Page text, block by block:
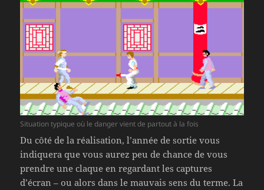
Situation typique où le danger vient de partout à la fois
Du côté de la réalisation, l’année de sortie vous
indiquera que vous aurez peu de chance de vous
prendre une claque en regardant les captures
d’écran – ou alors dans le mauvais sens du terme. La